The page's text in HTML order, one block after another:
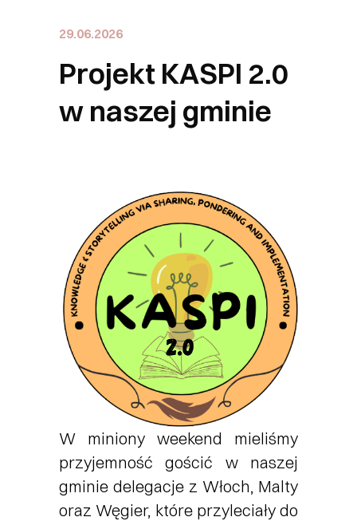
29.06.2026
Projekt KASPI 2.0
w naszej gminie
W miniony weekend mieliśmy
przyjemność gościć w naszej
gminie delegacje z Włoch, Malty
oraz Węgier, które przyleciały do